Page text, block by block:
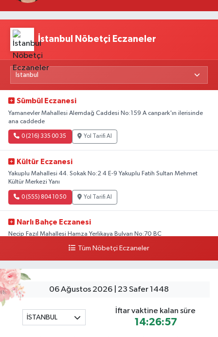
İstanbul Nöbetçi Eczaneler
Sümbül Eczanesi
Yamanevler Mahallesi Alemdağ Caddesi No:159 A canpark'ın ilerisinde
ana caddede
0 (216) 335 00 35 Yol Tarifi Al
Kültür Eczanesi
Yakuplu Mahallesi 44. Sokak No:2 4 E-9 Yakuplu Fatih Sultan Mehmet
Kültür Merkezi Yanı
0 (555) 804 10 50 Yol Tarifi Al
Narlı Bahçe Eczanesi
Necip Fazıl Mahallesi Hamza Yerlikaya Bulvarı No:70 BC
Yol Tarifi Al
Erenköy Rüzgar Eczanesi
Erenköy Mahallesi Kantarcırıza Sokak No:23 B
Serenay Eczanesi
Tüm Nöbetçi Eczaneler
06 Ağustos 2026 | 23 Safer 1448
İSTANBUL
İftar vaktine kalan süre
14:26:57